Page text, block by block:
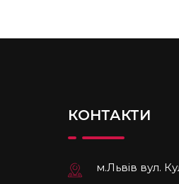
КОНТАКТИ
м.Львів вул.